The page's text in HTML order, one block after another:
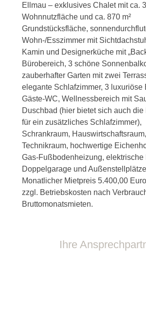
Ellmau – exklusives Chalet mit ca.
Wohnnutzfläche und ca. 870 m²
Grundstücksfläche,
Wohn-/Esszimmer mit
Kamin und Designerküche mit
Bürobereich, 3 schöne
zauberhafter Garten mit zwei
elegante Schlafzimmer, 3 luxuriöse
Gäste-WC, Wellnessbereich mit
Duschbad (hier bietet sich auch
für ein zusätzliches Schlafzimmer),
Schrankraum, Hauswirtschaftsraum,
Technikraum, hochwertige
Gas-Fußbodenheizung, elektrische
Doppelgarage und
Monatlicher Mietpreis 5.400,00
zzgl. Betriebskosten nach
Bruttomonatsmieten.
Ihre